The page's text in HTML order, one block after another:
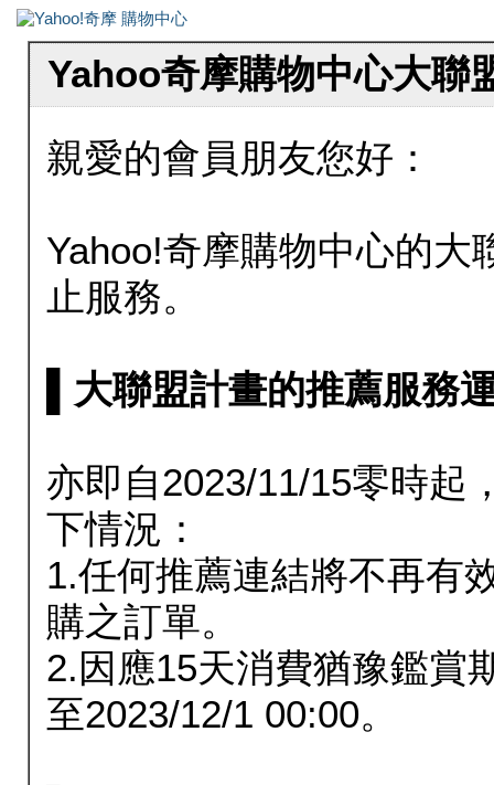
Yahoo奇摩購物中心大聯
親愛的會員朋友您好：
Yahoo!奇摩購物中心的大
止服務。
▌大聯盟計畫的推薦服務
亦即自2023/11/15零時起
下情況：
1.任何推薦連結將不再有
購之訂單。
2.因應15天消費猶豫鑑賞
至2023/12/1 00:00。